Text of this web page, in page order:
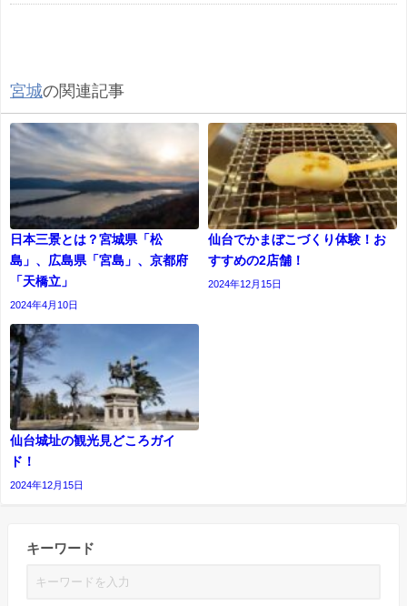
宮城の関連記事
日本三景とは？宮城県「松
島」、広島県「宮島」、京都府
「天橋立」
2024年4月10日
仙台でかまぼこづくり体験！お
すすめの2店舗！
2024年12月15日
仙台城址の観光見どころガイ
ド！
2024年12月15日
キーワード